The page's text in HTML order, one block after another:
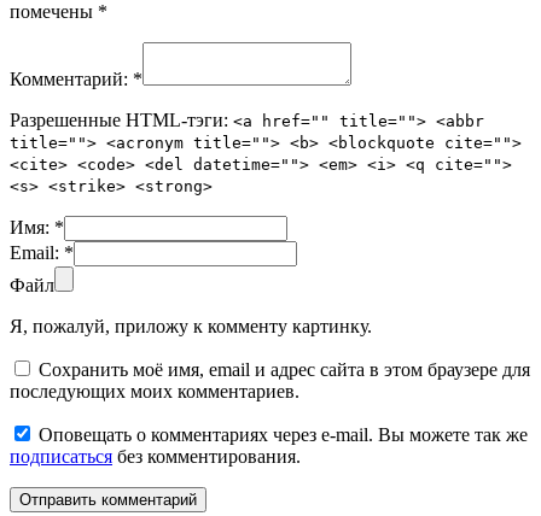
помечены *
Комментарий: *
Разрешенные HTML-тэги: <a href="" title=""> <abbr
title=""> <acronym title=""> <b> <blockquote cite="">
<cite> <code> <del datetime=""> <em> <i> <q cite="">
<s> <strike> <strong>
Имя: *
Email: *
Файл
Я, пожалуй, приложу к комменту картинку.
Сохранить моё имя, email и адрес сайта в этом браузере для
последующих моих комментариев.
Оповещать о комментариях через e-mail. Вы можете так же
подписаться без комментирования.